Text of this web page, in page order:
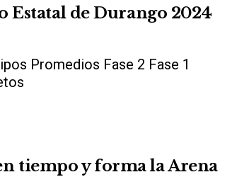
Estatal de Durango 2024
Promedios Fase 2 Fase 1
tiempo y forma la Arena